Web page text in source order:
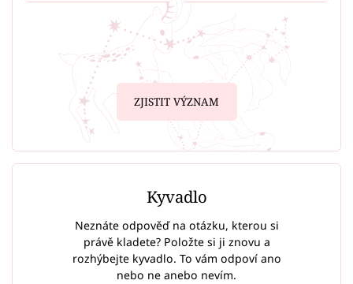
ZJISTIT VÝZNAM
Kyvadlo
Neznáte odpověď na otázku, kterou si
právě kladete? Položte si ji znovu a
rozhýbejte kyvadlo. To vám odpoví ano
nebo ne anebo nevím.